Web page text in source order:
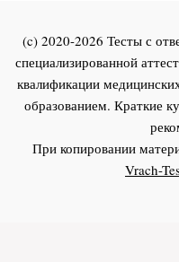
(c) 2020-2026 Тесты с
специализированной
квалификации
образованием. Краткие
При копировании
Vrach-